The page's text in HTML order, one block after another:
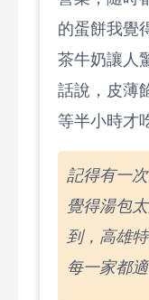
的蛋餅我覺
茶牛奶讓人
話說，皮薄
等半小時才
記得有一
覺得湯包
到，高雄
每一家都適